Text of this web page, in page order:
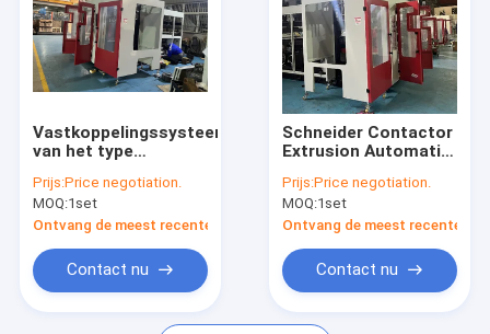
Vastkoppelingssysteem
van het type
blaasgietmachine
voor
productieapparatuur
voor melkflessen
Prijs:Price negotiation.
MOQ:1set
Ontvang de meest recente Prijs
Contact nu
Schneider Contactor
Extrusion Automatic
Machine voor HDPE
LDPE PP melkfles
Prijs:Price negotiation.
MOQ:1set
Ontvang de meest recente
Contact nu